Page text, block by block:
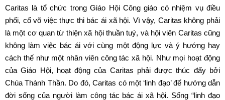
Caritas là tổ chức trong Giáo Hội Công giáo có nhiệm vụ điều
phối, cổ võ việc thực thi bác ái xã hội. Vì vậy, Caritas không phải
là một cơ quan từ thiện xã hội thuần tuý, và hội viên Caritas cũng
không làm việc bác ái với cùng một động lực và ý hướng hay
cách thế như một nhân viên công tác xã hội. Như mọi hoạt động
của Giáo Hội, hoạt động của Caritas phải được thúc đẩy bởi
Chúa Thánh Thần. Do đó, Caritas có một ‘linh đạo’ để hướng dẫn
đời sống của người làm công tác bác ái xã hội. Sống “linh đạo